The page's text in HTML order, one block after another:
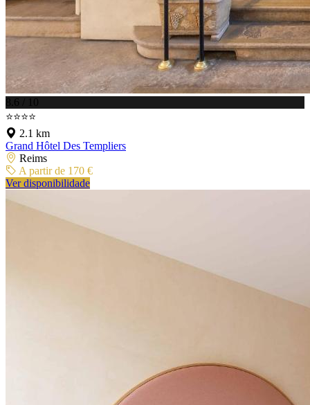
8.6 / 10
⭐⭐⭐⭐
2.1 km
Grand Hôtel Des Templiers
Reims
A partir de 170 €
Ver disponibilidade